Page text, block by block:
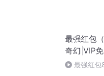
最强红包
奇幻|VIP免
最强红包